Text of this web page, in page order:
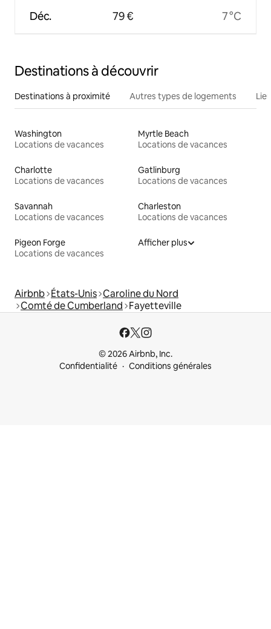
Déc. 79 € 7 °C
Destinations à découvrir
Destinations à proximité Autres types de logements
Washington
Locations de vacances
Myrtle Beach
Locations de vacances
Charlotte
Locations de vacances
Gatlinburg
Locations de vacances
Savannah
Locations de vacances
Charleston
Locations de vacances
Pigeon Forge
Locations de vacances
Afficher plus
Airbnb États-Unis Caroline du Nord
Comté de Cumberland Fayetteville
© 2026 Airbnb, Inc.
Confidentialité
Conditions générales